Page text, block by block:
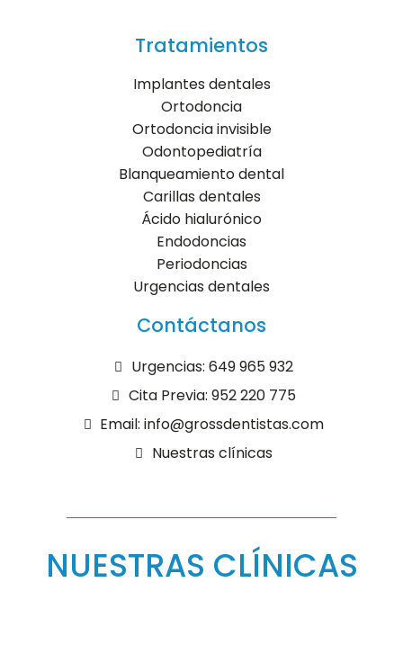
Tratamientos
Implantes dentales
Ortodoncia
Ortodoncia invisible
Odontopediatría
Blanqueamiento dental
Carillas dentales
Ácido hialurónico
Endodoncias
Periodoncias
Urgencias dentales
Contáctanos
Urgencias: 649 965 932
Cita Previa: 952 220 775
Email: info@grossdentistas.com
Nuestras clínicas
NUESTRAS CLÍNICAS